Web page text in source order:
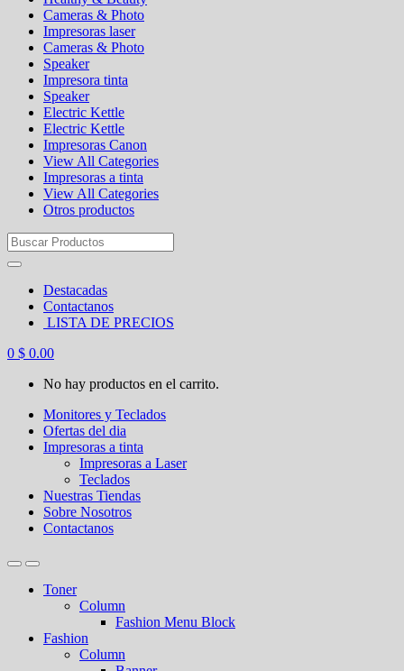
Cameras & Photo
Impresoras laser
Cameras & Photo
Speaker
Impresora tinta
Speaker
Electric Kettle
Electric Kettle
Impresoras Canon
View All Categories
Impresoras a tinta
View All Categories
Otros productos
Search
for:
Destacadas
Contactanos
LISTA DE PRECIOS
0 $ 0.00
No hay productos en el carrito.
Monitores y Teclados
Ofertas del dia
Impresoras a tinta
Impresoras a Laser
Teclados
Nuestras Tiendas
Sobre Nosotros
Contactanos
Toner
Column
Fashion Menu Block
Fashion
Column